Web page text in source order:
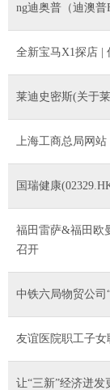
ng迪奥普（迪澳普
全新宝马X1探店 |
莱迪史密斯(关于
上海工商总局网
国瑞健康
福田雷萨&福田欧
召开
中铁六局物贸公司
友谊医院职工子
让“三新”经济迸发